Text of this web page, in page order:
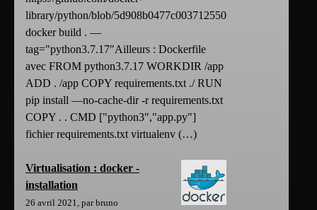
library/python/blob/
docker build . —
tag="python3.7.17"Ailleurs : Dockerfile
avec FROM python3.7.17 WORKDIR /app
ADD . /app COPY requirements.txt ./ RUN
pip install —no-cache-dir -r requirements.txt
COPY . . CMD ["python3","app.py"]
fichier requirements.txt virtualenv (…)
Virtualisation : docker -
installation
26 avril 2021, par bruno